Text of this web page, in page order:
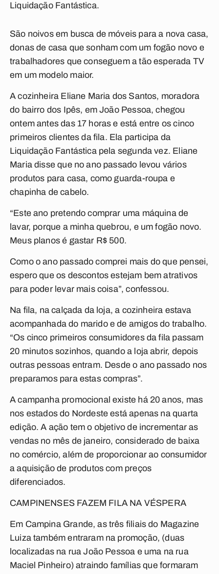
Liquidação Fantástica.
São noivos em busca de móveis para a nova casa,
donas de casa que sonham com um fogão novo e
trabalhadores que conseguem a tão esperada TV
em um modelo maior.
A cozinheira Eliane Maria dos Santos, moradora
do bairro dos Ipês, em João Pessoa, chegou
ontem antes das 17 horas e está entre os cinco
primeiros clientes da fila. Ela participa da
Liquidação Fantástica pela segunda vez. Eliane
Maria disse que no ano passado levou vários
produtos para casa, como guarda-roupa e
chapinha de cabelo.
“Este ano pretendo comprar uma máquina de
lavar, porque a minha quebrou, e um fogão novo.
Meus planos é gastar R$ 500.
Como o ano passado comprei mais do que pensei,
espero que os descontos estejam bem atrativos
para poder levar mais coisa”, confessou.
Na fila, na calçada da loja, a cozinheira estava
acompanhada do marido e de amigos do trabalho.
“Os cinco primeiros consumidores da fila passam
20 minutos sozinhos, quando a loja abrir, depois
outras pessoas entram. Desde o ano passado nos
preparamos para estas compras”.
A campanha promocional existe há 20 anos, mas
nos estados do Nordeste está apenas na quarta
edição. A ação tem o objetivo de incrementar as
vendas no mês de janeiro, considerado de baixa
no comércio, além de proporcionar ao consumidor
a aquisição de produtos com preços
diferenciados.
CAMPINENSES FAZEM FILA NA VÉSPERA
Em Campina Grande, as três filiais do Magazine
Luiza também entraram na promoção, (duas
localizadas na rua João Pessoa e uma na rua
Maciel Pinheiro) atraindo famílias que formaram